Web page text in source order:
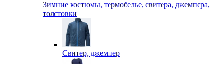
Зимние костюмы, термобелье, свитера, джемпера,
толстовки
Свитер, джемпер